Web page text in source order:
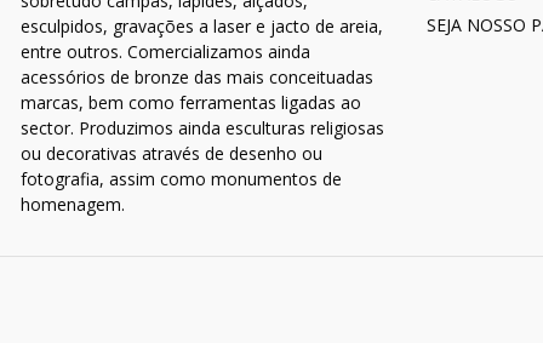
esculpidos, gravações a laser e jacto de areia,
entre outros. Comercializamos ainda
acessórios de bronze das mais conceituadas
marcas, bem como ferramentas ligadas ao
sector. Produzimos ainda esculturas religiosas
ou decorativas através de desenho ou
fotografia, assim como monumentos de
homenagem.
SEJA NOSSO